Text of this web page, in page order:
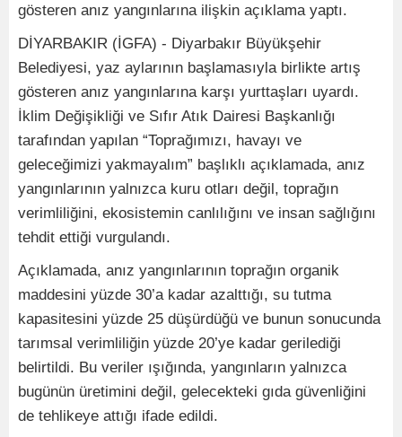
gösteren anız yangınlarına ilişkin açıklama yaptı.
DİYARBAKIR (İGFA) - Diyarbakır Büyükşehir
Belediyesi, yaz aylarının başlamasıyla birlikte artış
gösteren anız yangınlarına karşı yurttaşları uyardı.
İklim Değişikliği ve Sıfır Atık Dairesi Başkanlığı
tarafından yapılan “Toprağımızı, havayı ve
geleceğimizi yakmayalım” başlıklı açıklamada, anız
yangınlarının yalnızca kuru otları değil, toprağın
verimliliğini, ekosistemin canlılığını ve insan sağlığını
tehdit ettiği vurgulandı.
Açıklamada, anız yangınlarının toprağın organik
maddesini yüzde 30’a kadar azalttığı, su tutma
kapasitesini yüzde 25 düşürdüğü ve bunun sonucunda
tarımsal verimliliğin yüzde 20’ye kadar gerilediği
belirtildi. Bu veriler ışığında, yangınların yalnızca
bugünün üretimini değil, gelecekteki gıda güvenliğini
de tehlikeye attığı ifade edildi.